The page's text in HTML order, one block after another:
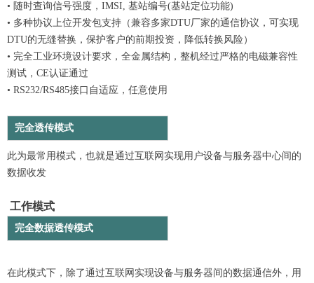
• 随时查询信号强度，IMSI, 基站编号(基站定位功能)
• 多种协议上位开发包支持（兼容多家DTU厂家的通信协议，可实现
DTU的无缝替换，保护客户的前期投资，降低转换风险）
• 完全工业环境设计要求，全金属结构，整机经过严格的电磁兼容性
测试，CE认证通过
• RS232/RS485接口自适应，任意使用
完全透传模式
此为最常用模式，也就是通过互联网实现用户设备与服务器中心间的
数据收发
工作模式
完全数据透传模式
在此模式下，除了通过互联网实现设备与服务器间的数据通信外，用